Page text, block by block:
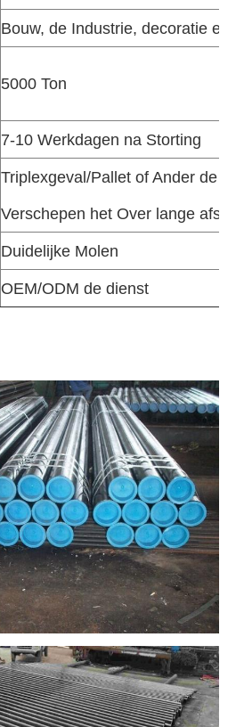
Bouw, de Industrie, decoratie en
5000 Ton
7-10 Werkdagen na Storting
Triplexgeval/Pallet of Ander de
Verschepen het Over lange
Duidelijke Molen
OEM/ODM de dienst